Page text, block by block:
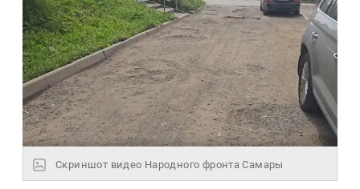
Скриншот видео Народного фронта Самары